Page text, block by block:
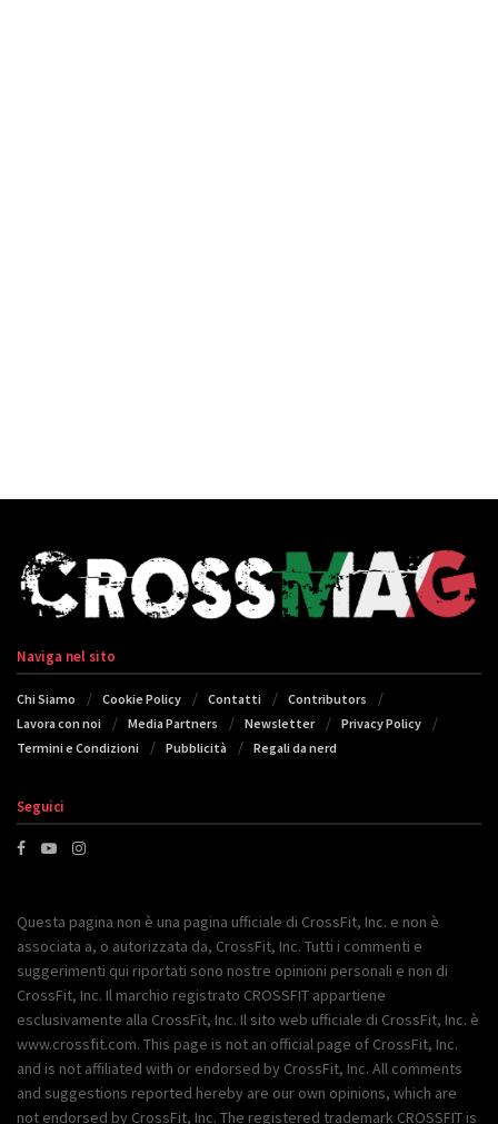
Naviga nel sito
Chi Siamo Cookie Policy Contatti
Contributors
Lavora con noi
Media Partners Newsletter
Privacy Policy
Termini e Condizioni
Pubblicità Regali da nerd
Seguici
Questa pagina non è una pagina ufficiale di CrossFit, Inc. e non è
associata a, o autorizzata da, CrossFit, Inc. Tutti i commenti e
suggerimenti qui riportati sono nostre opinioni personali e non di
CrossFit, Inc. Il marchio registrato CROSSFIT appartiene
esclusivamente alla CrossFit, Inc. Il sito web ufficiale di CrossFit, Inc. è
www.crossfit.com. This page is not an official page of CrossFit, Inc.
and is not affiliated with or endorsed by CrossFit, Inc. All comments
and suggestions reported hereby are our own opinions, which are
not endorsed by CrossFit, Inc. The registered trademark CROSSFIT is